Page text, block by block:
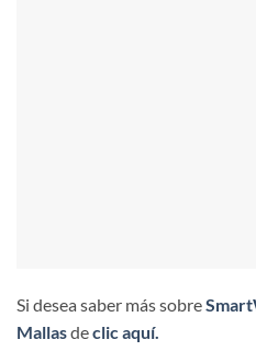
Si desea saber más sobre
Mallasdeclic aquí.